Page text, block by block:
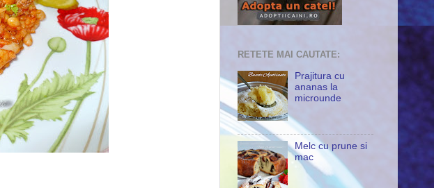
RETETE MAI CAUTATE:
Prajitura cu
ananas la
microunde
Melc cu prune si
mac